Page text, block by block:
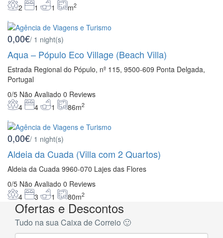
2
1 1 m2
0,00€/ 1 night(s)
Aqua – Pópulo Eco Village (Beach Villa)
Estrada Regional do Pópulo, nº 115, 9500-609 Ponta Delgada,
Portugal
0/5 Não Avaliado 0 Reviews
4
4 1 86m2
0,00€/ 1 night(s)
Aldeia da Cuada (Villa com 2 Quartos)
Aldeia da Cuada 9960-070 Lajes das Flores
0/5 Não Avaliado 0 Reviews
4
3 1 80m2
Ofertas e Descontos
Tudo na sua Caixa de Correio 🙂